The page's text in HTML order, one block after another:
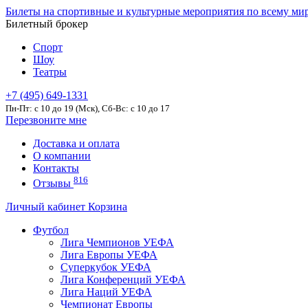
Билеты на спортивные и культурные мероприятия по всему
Билетный брокер
Спорт
Шоу
Театры
+7 (495) 649-1331
Пн-Пт: c 10 до 19 (Мск), Сб-Вс: с 10 до 17
Перезвоните мне
Доставка и оплата
О компании
Контакты
Отзывы 816
Личный кабинет Корзина
Футбол
Лига Чемпионов УЕФА
Лига Европы УЕФА
Суперкубок УЕФА
Лига Конференций УЕФА
Лига Наций УЕФА
Чемпионат Европы